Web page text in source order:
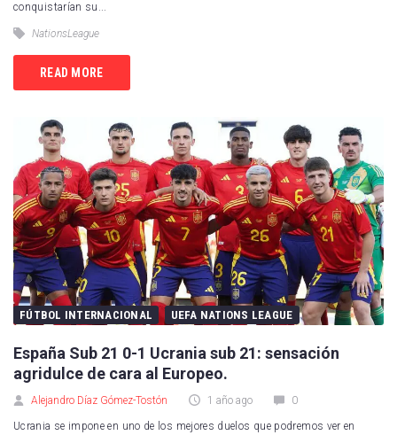
conquistarían su...
NationsLeague
READ MORE
FÚTBOL INTERNACIONAL UEFA NATIONS LEAGUE
España Sub 21 0-1 Ucrania sub 21: sensación
agridulce de cara al Europeo.
Alejandro Díaz Gómez-Tostón 1 año ago 0
Ucrania se impone en uno de los mejores duelos que podremos ver en